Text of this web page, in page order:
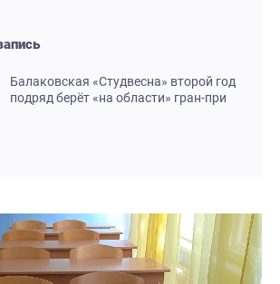
Балаковская «Студвесна» второй год
подряд берёт «на области» гран-при